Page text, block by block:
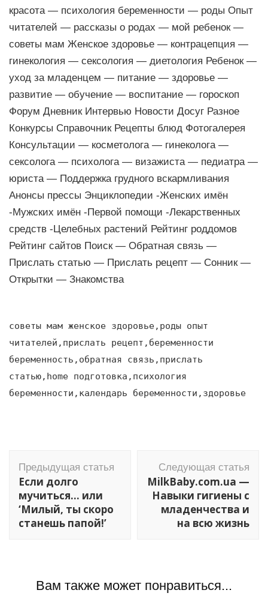
красота — психология беременности — роды Опыт
читателей — рассказы о родах — мой ребенок —
советы мам Женское здоровье — контрацепция —
гинекология — сексология — диетология Ребенок —
уход за младенцем — питание — здоровье —
развитие — обучение — воспитание — гороскоп
Форум Дневник Интервью Новости Досуг Разное
Конкурсы Справочник Рецепты блюд Фотогалерея
Консультации — косметолога — гинеколога —
сексолога — психолога — визажиста — педиатра —
юриста — Поддержка грудного вскармливания
Анонсы прессы Энциклопедии -Женских имён
-Мужских имён -Первой помощи -Лекарственных
средств -Целебных растений Рейтинг роддомов
Рейтинг сайтов Поиск — Обратная связь —
Прислать статью — Прислать рецепт — Сонник —
Открытки — Знакомства
советы мам женское здоровье,роды опыт
читателей,прислать рецепт,беременности
беременность,обратная связь,прислать
статью,home подготовка,психология
беременности,календарь беременности,здоровье
по
записям
Предыдущая статья
Если долго
мучиться… или
‘Милый, ты скоро
станешь папой!’
Следующая статья
MilkBaby.com.ua —
Навыки гигиены c
младенчества и
на всю жизнь
Вам также может понравиться...